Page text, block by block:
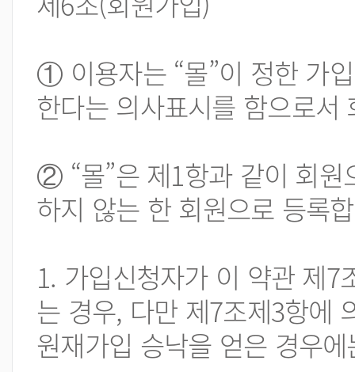
① 이용자는 “몰”이 정한 가
한다는 의사표시를 함으로서
② “몰”은 제1항과 같이 회원
하지 않는 한 회원으로 등록
1. 가입신청자가 이 약관 제
는 경우, 다만 제7조제3항에
원재가입 승낙을 얻은 경우